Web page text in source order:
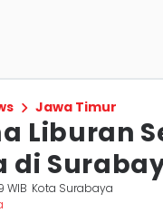
Jawa Timur
Liburan
di
WIB Kota Surabaya